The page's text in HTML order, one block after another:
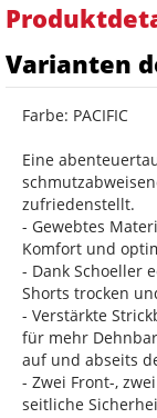
Varianten
Farbe: PACIFIC
Eine
zufriedenstellt.
- Gewebtes
Komfort und
- Dank Schoeller
Shorts trocken
- Verstärkte
für mehr
auf und abseits
- Zwei Front-,
seitliche